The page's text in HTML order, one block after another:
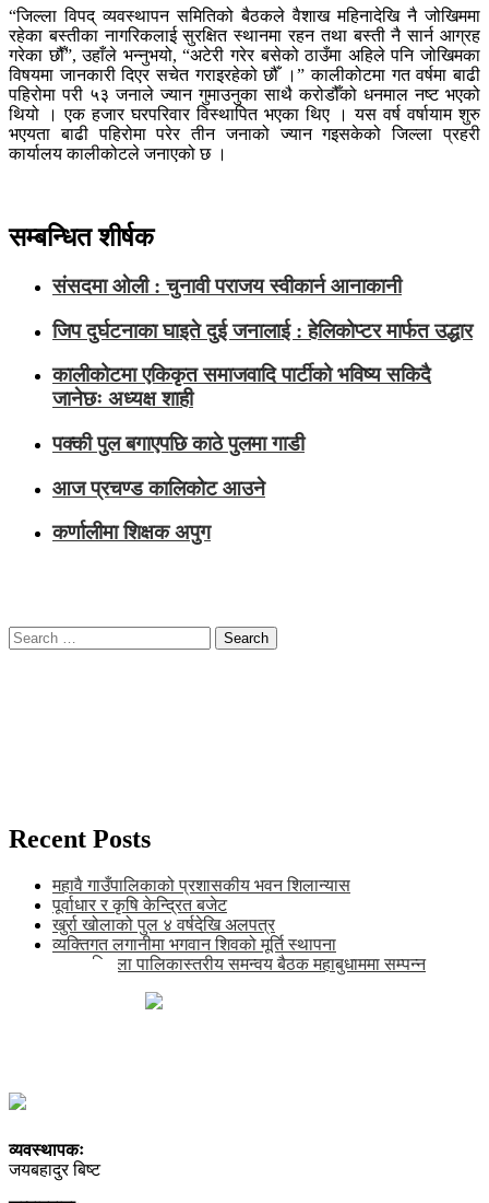
“जिल्ला विपद् व्यवस्थापन समितिको बैठकले वैशाख महिनादेखि नै जोखिममा
रहेका बस्तीका नागरिकलाई सुरक्षित स्थानमा रहन तथा बस्ती नै सार्न आग्रह
गरेका छौँ”, उहाँले भन्नुभयो, “अटेरी गरेर बसेको ठाउँमा अहिले पनि जोखिमका
विषयमा जानकारी दिएर सचेत गराइरहेको छौँ ।” कालीकोटमा गत वर्षमा बाढी
पहिरोमा परी ५३ जनाले ज्यान गुमाउनुका साथै करोडौँको धनमाल नष्ट भएको
थियो । एक हजार घरपरिवार विस्थापित भएका थिए । यस वर्ष वर्षायाम शुरु
भएयता बाढी पहिरोमा परेर तीन जनाको ज्यान गइसकेको जिल्ला प्रहरी
कार्यालय कालीकोटले जनाएको छ ।
सम्बन्धित शीर्षक
संसदमा ओली : चुनावी पराजय स्वीकार्न आनाकानी
जिप दुर्घटनाका घाइते दुई जनालाई : हेलिकोप्टर मार्फत उद्धार
कालीकोटमा एकिकृत समाजवादि पार्टीको भविष्य सकिदै
जानेछः अध्यक्ष शाही
पक्की पुल बगाएपछि काठे पुलमा गाडी
आज प्रचण्ड कालिकोट आउने
कर्णालीमा शिक्षक अपुग
Search
for:
Recent Posts
महावै गाउँपालिकाको प्रशासकीय भवन शिलान्यास
पूर्वाधार र कृषि केन्द्रित बजेट
खुर्रा खोलाको पुल ४ वर्षदेखि अलपत्र
व्यक्तिगत लगानीमा भगवान शिवको मूर्ति स्थापना
अन्तर जिल्ला पालिकास्तरीय समन्वय बैठक महाबुधाममा सम्पन्न
व्यवस्थापकः
जयबहादुर बिष्ट